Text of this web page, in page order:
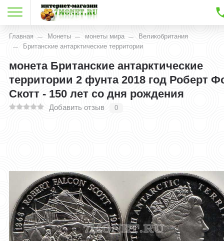
Главная Монеты монеты мира
Великобритания
Британские антарктические территории
монета Британские антарктические
территории 2 фунта 2018 год Роберт
Скотт - 150 лет со дня рождения
Добавить отзыв 0